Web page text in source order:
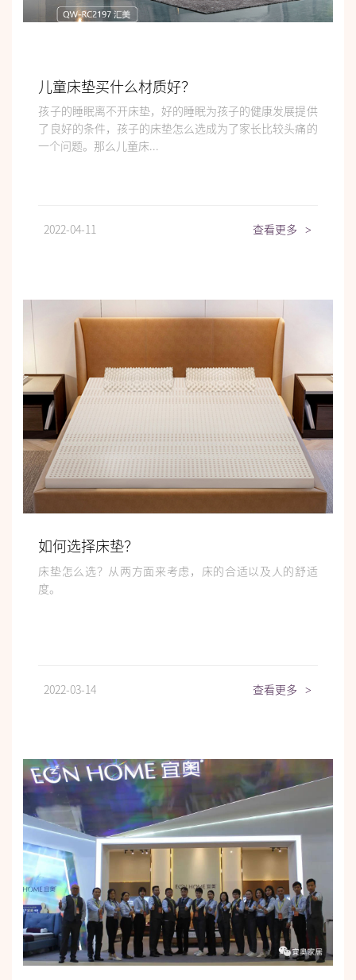
儿童床垫买什么材质好？
孩子的睡眠离不开床垫，好的睡眠为孩子的健康发展提供
了良好的条件，孩子的床垫怎么选成为了家长比较头痛的
一个问题。那么儿童床...
2022-04-11 查看更多 >
如何选择床垫？
床垫怎么选？从两方面来考虑，床的合适以及人的舒适
度。
2022-03-14 查看更多 >